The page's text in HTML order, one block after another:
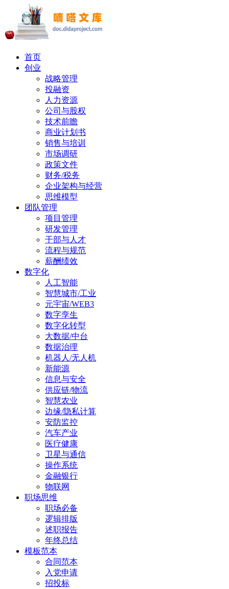
首页
创业
战略管理
投融资
人力资源
公司与股权
技术前瞻
商业计划书
销售与培训
市场调研
政策文件
财务/税务
企业架构与经营
思维模型
团队管理
项目管理
研发管理
干部与人才
流程与规范
薪酬绩效
数字化
人工智能
智慧城市/工业
元宇宙/WEB3
数字孪生
数字化转型
大数据/中台
数据治理
机器人/无人机
新能源
信息与安全
供应链/物流
智慧农业
边缘/隐私计算
安防监控
汽车产业
医疗健康
卫星与通信
操作系统
金融银行
物联网
职场思维
职场必备
逻辑排版
述职报告
年终总结
模板范本
合同范本
入党申请
招投标